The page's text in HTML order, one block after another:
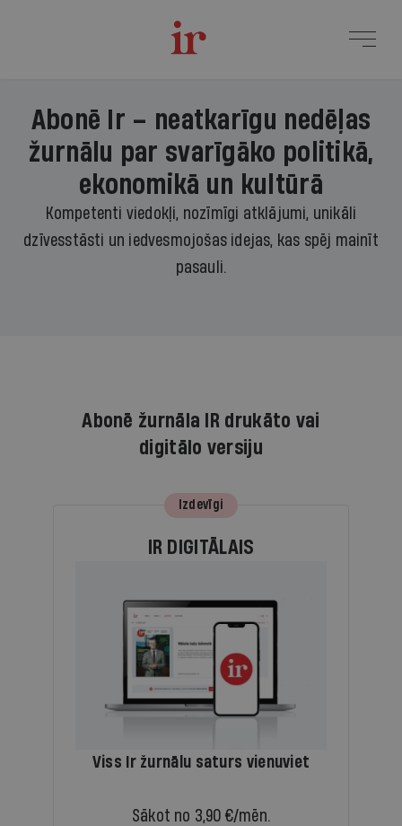
Abonē Ir – neatkarīgu nedēļas
žurnālu par svarīgāko politikā,
ekonomikā un kultūrā
Kompetenti viedokļi, nozīmīgi atklājumi, unikāli
dzīvesstāsti un iedvesmojošas idejas, kas spēj mainīt
pasauli.
Abonē žurnāla IR drukāto vai
digitālo versiju
Izdevīgi
IR DIGITĀLAIS
Viss Ir žurnālu saturs vienuviet
Sākot no 3,90 €/mēn.